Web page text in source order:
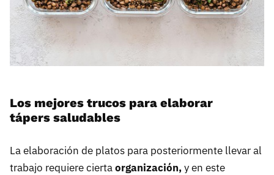
Los mejores trucos para elaborar
tápers saludables
La elaboración de platos para posteriormente llevar al
trabajo requiere ciertaorganización,y en este